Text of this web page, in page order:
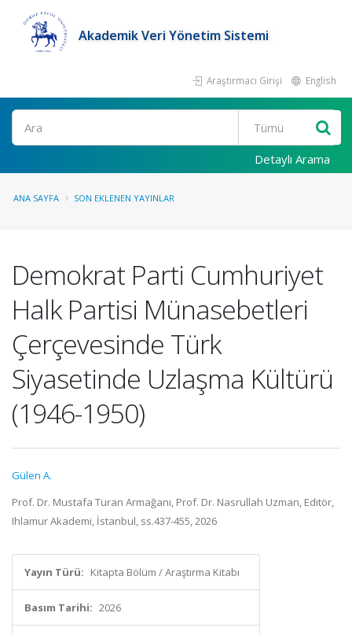
Akademik Veri Yönetim Sistemi
Araştırmacı Girişi English
Ara
Detaylı Arama
ANA SAYFA SON EKLENEN YAYINLAR
Demokrat Parti Cumhuriyet
Halk Partisi Münasebetleri
Çerçevesinde Türk
Siyasetinde Uzlaşma Kültürü
(1946-1950)
Gülen A.
Prof. Dr. Mustafa Turan Armağanı, Prof. Dr. Nasrullah Uzman, Editör,
Ihlamur Akademi, İstanbul, ss.437-455, 2026
Yayın Türü: Kitapta Bölüm / Araştırma Kitabı
Basım Tarihi: 2026